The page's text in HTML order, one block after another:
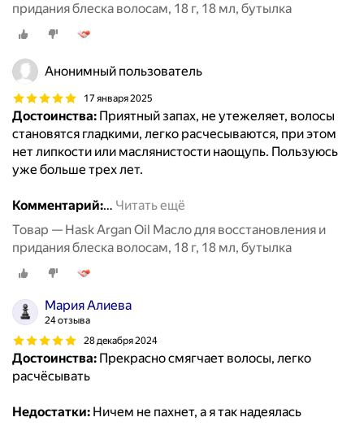
придания блеска волосам, 18 г, 18 мл, бутылка
Анонимный пользователь
17 января 2025
Достоинства: Приятный запах, не утежеляет, волосы
становятся гладкими, легко расчесываются, при этом
нет липкости или маслянистости наощупь. Пользуюсь
уже больше трех лет.
Комментарий:… Читать ещё
Товар — Hask Argan Oil Масло для восстановления и
придания блеска волосам, 18 г, 18 мл, бутылка
Мария Алиева
24 отзыва
28 декабря 2024
Достоинства: Прекрасно смягчает волосы, легко
расчёсывать
Недостатки: Ничем не пахнет, а я так надеялась